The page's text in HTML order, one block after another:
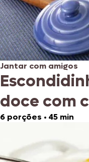
Jantar com amigos
doce com
6 porções • 45 min